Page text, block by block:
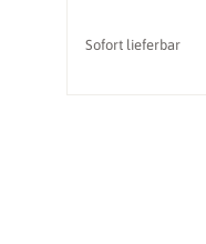
Sofort lieferbar